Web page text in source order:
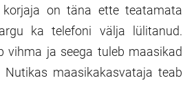
korjaja on täna ette teatamata
ka telefoni välja lülitanud.
vihma ja seega tuleb maasikad
maasikakasvataja teab